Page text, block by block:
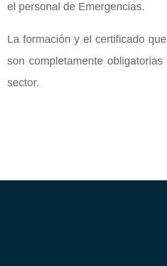
el personal de Emergencias.
La formación y el certificado
son completamente
sector.